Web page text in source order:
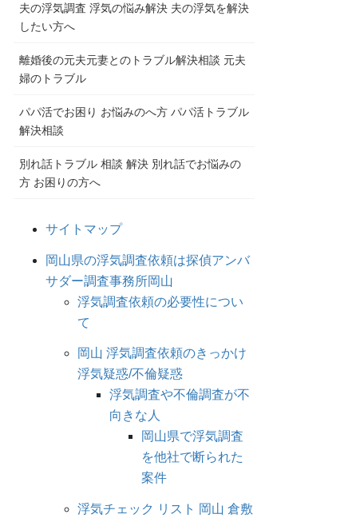
夫の浮気調査 浮気の悩み解決 夫の浮気を解決
したい方へ
離婚後の元夫元妻とのトラブル解決相談 元夫
婦のトラブル
パパ活でお困り お悩みのへ方 パパ活トラブル
解決相談
別れ話トラブル 相談 解決 別れ話でお悩みの
方 お困りの方へ
サイトマップ
岡山県の浮気調査依頼は探偵アンバ
サダー調査事務所岡山
浮気調査依頼の必要性につい
て
岡山 浮気調査依頼のきっかけ
浮気疑惑/不倫疑惑
浮気調査や不倫調査が不
向きな人
岡山県で浮気調査
を他社で断られた
案件
浮気チェック リスト 岡山 倉敷